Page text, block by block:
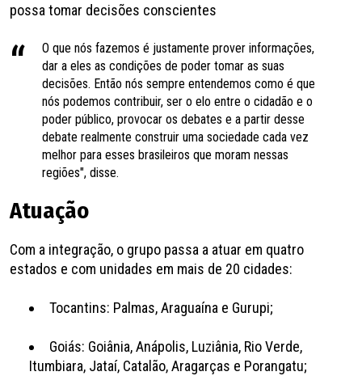
possa tomar decisões conscientes
O que nós fazemos é justamente prover informações,
dar a eles as condições de poder tomar as suas
decisões. Então nós sempre entendemos como é que
nós podemos contribuir, ser o elo entre o cidadão e o
poder público, provocar os debates e a partir desse
debate realmente construir uma sociedade cada vez
melhor para esses brasileiros que moram nessas
regiões", disse.
Atuação
Com a integração, o grupo passa a atuar em quatro
estados e com unidades em mais de 20 cidades:
Tocantins: Palmas, Araguaína e Gurupi;
Goiás: Goiânia, Anápolis, Luziânia, Rio Verde,
Itumbiara, Jataí, Catalão, Aragarças e Porangatu;